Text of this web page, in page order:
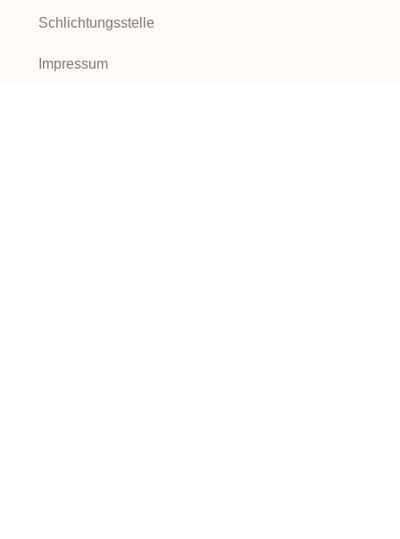
Schlichtungsstelle
Impressum